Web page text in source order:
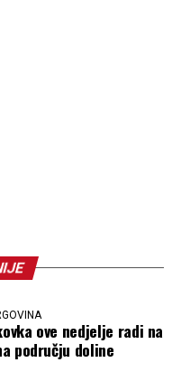
ove nedjelje radi na
području doline